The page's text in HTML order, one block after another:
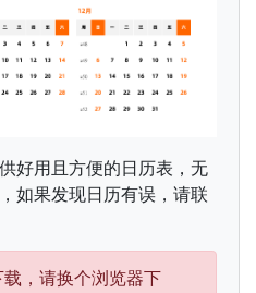
好用且方便的日历表，无
如果发现日历有误，请联
，请换个浏览器下